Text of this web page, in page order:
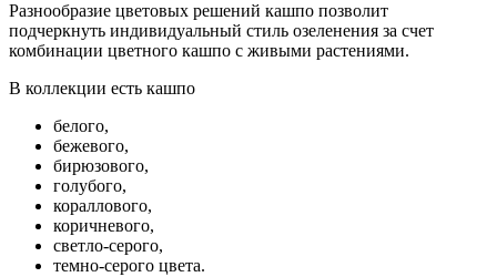
Разнообразие цветовых решений кашпо позволит
подчеркнуть индивидуальный стиль озеленения за счет
комбинации цветного кашпо с живыми растениями.
В коллекции есть кашпо
белого,
бежевого,
бирюзового,
голубого,
кораллового,
коричневого,
светло-серого,
темно-серого цвета.